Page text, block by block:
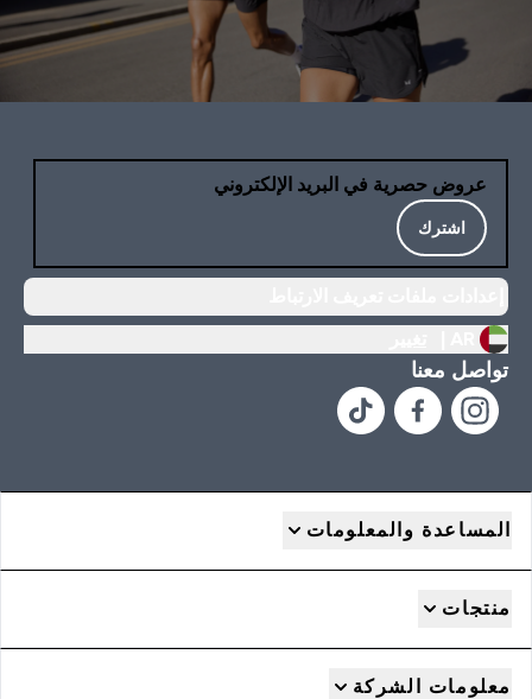
عروض حصرية في البريد الإلكتروني
اشترك
تواصل معنا
المساعدة والمعلومات
منتجات
معلومات الشركة